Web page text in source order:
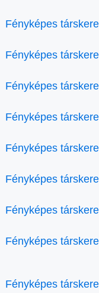
Fényképes
Fényképes
Fényképes
Fényképes
Fényképes
Fényképes
Fényképes
Fényképes
Fényképes